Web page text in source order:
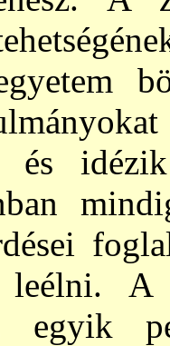
és
A
egyik